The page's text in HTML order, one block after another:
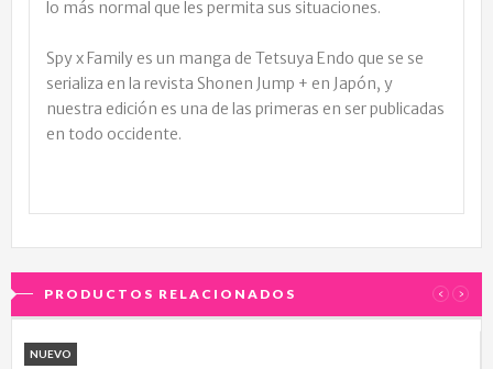
lo más normal que les permita sus situaciones.
Spy x Family es un manga de Tetsuya Endo que se se
serializa en la revista Shonen Jump + en Japón, y
nuestra edición es una de las primeras en ser publicadas
en todo occidente.
PRODUCTOS RELACIONADOS ‹ ›
NUEVO